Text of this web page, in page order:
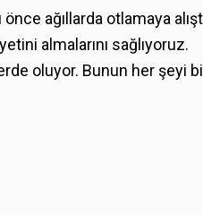
ağıllarda otlamaya
almalarını sağlıyoruz.
oluyor. Bunun her şeyi